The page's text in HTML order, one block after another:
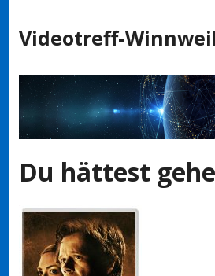
Inhalt
springen
Videotreff-
Du hättest